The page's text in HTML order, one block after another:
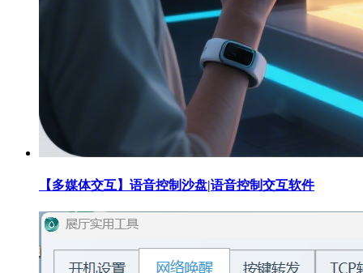
【多媒体交互】语音控制沙盘|语音控制交互软件